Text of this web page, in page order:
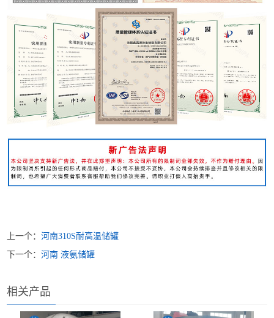
上一个：河南310S耐高温储罐
下一个：河南 液氨储罐
相关产品